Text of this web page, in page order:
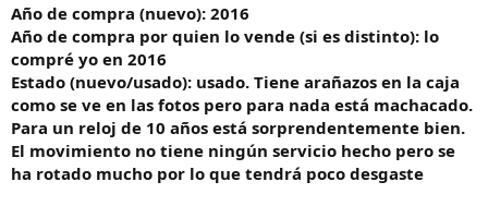
h
i
l
o
o
Año de compra (nuevo): 2016
Año de compra por quien lo vende (si es distinto): lo
compré yo en 2016
Estado (nuevo/usado): usado. Tiene arañazos en la caja
como se ve en las fotos pero para nada está machacado.
Para un reloj de 10 años está sorprendentemente bien.
El movimiento no tiene ningún servicio hecho pero se
ha rotado mucho por lo que tendrá poco desgaste